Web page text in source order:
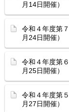
月14日開催）
令和４年度第
月24日開催）
令和４年度第
月25日開催）
令和４年度第
月27日開催）